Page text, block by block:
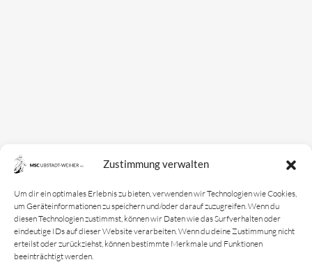
Zustimmung verwalten
Um dir ein optimales Erlebnis zu bieten, verwenden wir Technologien wie Cookies,
um Geräteinformationen zu speichern und/oder darauf zuzugreifen. Wenn du
diesen Technologien zustimmst, können wir Daten wie das Surfverhalten oder
eindeutige IDs auf dieser Website verarbeiten. Wenn du deine Zustimmung nicht
erteilst oder zurückziehst, können bestimmte Merkmale und Funktionen
beeinträchtigt werden.